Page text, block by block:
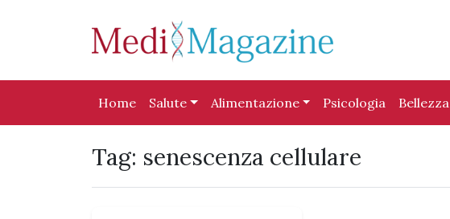
Home Salute Alimentazione Psicologia Bellezza
Tag: senescenza cellulare